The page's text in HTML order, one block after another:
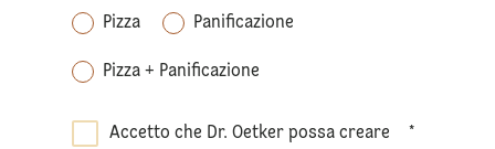
Pizza Panificazione
Pizza + Panificazione
Accetto che Dr. Oetker possa creare
*